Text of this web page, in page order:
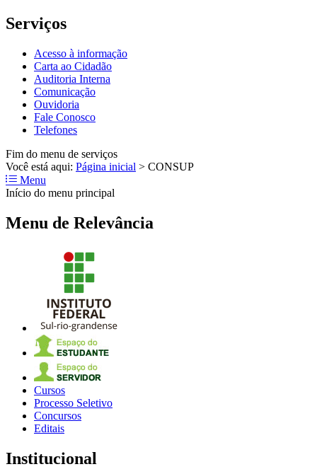
Serviços
Acesso à informação
Carta ao Cidadão
Auditoria Interna
Comunicação
Ouvidoria
Fale Conosco
Telefones
Fim do menu de serviços
Você está aqui: Página inicial > CONSUP
Menu
Início do menu principal
Menu de Relevância
Cursos
Processo Seletivo
Concursos
Editais
Institucional